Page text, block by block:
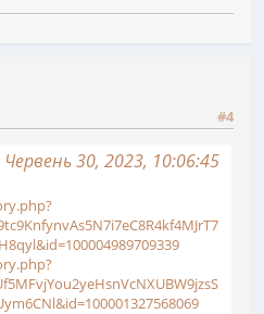
#4
30, 2023, 10:06:45